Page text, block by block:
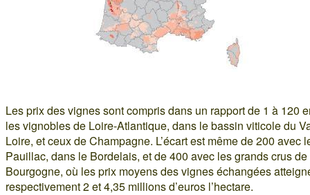
Les prix des vignes sont compris dans un rapport de 1 à 120
les vignobles de Loire-Atlantique, dans le bassin viticole du
Loire, et ceux de Champagne. L’écart est même de 200 avec
Pauillac, dans le Bordelais, et de 400 avec les grands crus de
Bourgogne, où les prix moyens des vignes échangées
respectivement 2 et 4,35 millions d’euros l’hectare.